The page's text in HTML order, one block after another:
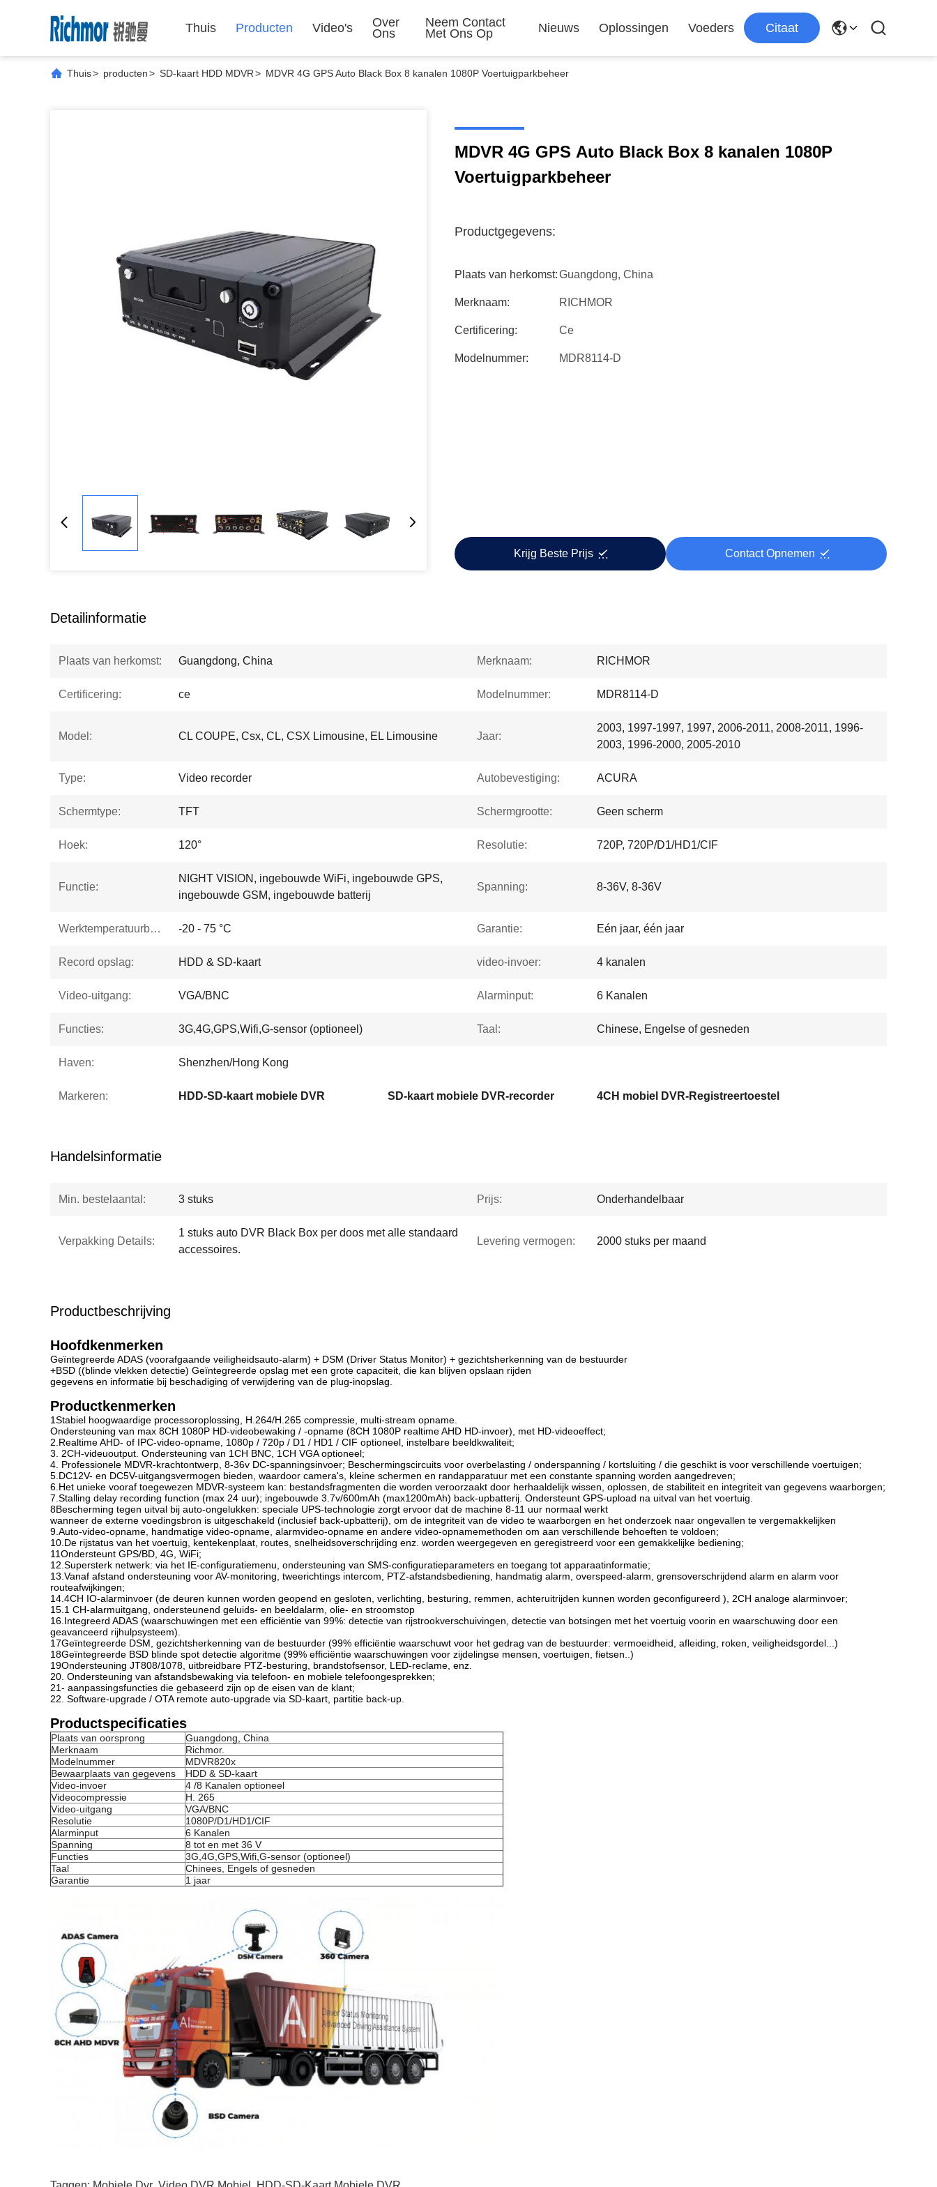
Thuis Producten Video's
Over
Ons
Neem Contact
Met Ons Op
Nieuws Oplossingen Voeders Citaat
Thuis> producten> SD-kaart HDD MDVR> MDVR 4G GPS Auto Black Box 8 kanalen 1080P Voertuigparkbeheer
MDVR 4G GPS Auto Black Box 8 kanalen 1080P
Voertuigparkbeheer
Productgegevens:
Plaats van herkomst:Guangdong, China
Merknaam: RICHMOR
Certificering: Ce
Modelnummer: MDR8114-D
Krijg Beste Prijs Contact Opnemen
Detailinformatie
Plaats van herkomst: Guangdong, China Merknaam: RICHMOR
Certificering: ce Modelnummer: MDR8114-D
Model: CL COUPE, Csx, CL, CSX Limousine, EL Limousine Jaar:
2003, 1997-1997, 1997, 2006-2011, 2008-2011, 1996-
2003, 1996-2000, 2005-2010
Type: Video recorder Autobevestiging: ACURA
Schermtype: TFT Schermgrootte: Geen scherm
Hoek: 120° Resolutie: 720P, 720P/D1/HD1/CIF
Functie:
NIGHT VISION, ingebouwde WiFi, ingebouwde GPS,
ingebouwde GSM, ingebouwde batterij
Spanning: 8-36V, 8-36V
Werktemperatuurbereik: -20 - 75 °C Garantie: Eén jaar, één jaar
Record opslag: HDD & SD-kaart video-invoer: 4 kanalen
Video-uitgang: VGA/BNC Alarminput: 6 Kanalen
Functies: 3G,4G,GPS,Wifi,G-sensor (optioneel) Taal: Chinese, Engelse of gesneden
Haven: Shenzhen/Hong Kong
Markeren: HDD-SD-kaart mobiele DVR SD-kaart mobiele DVR-recorder 4CH mobiel DVR-Registreertoestel
Handelsinformatie
Min. bestelaantal: 3 stuks Prijs: Onderhandelbaar
Verpakking Details:
1 stuks auto DVR Black Box per doos met alle standaard
accessoires.
Levering vermogen: 2000 stuks per maand
Productbeschrijving
Hoofdkenmerken
Geïntegreerde ADAS (voorafgaande veiligheidsauto-alarm) + DSM (Driver Status Monitor) + gezichtsherkenning van de bestuurder
+BSD ((blinde vlekken detectie) Geïntegreerde opslag met een grote capaciteit, die kan blijven opslaan rijden
gegevens en informatie bij beschadiging of verwijdering van de plug-inopslag.
Productkenmerken
1Stabiel hoogwaardige processoroplossing, H.264/H.265 compressie, multi-stream opname.
Ondersteuning van max 8CH 1080P HD-videobewaking / -opname (8CH 1080P realtime AHD HD-invoer), met HD-videoeffect;
2.Realtime AHD- of IPC-video-opname, 1080p / 720p / D1 / HD1 / CIF optioneel, instelbare beeldkwaliteit;
3. 2CH-videuoutput. Ondersteuning van 1CH BNC, 1CH VGA optioneel;
4. Professionele MDVR-krachtontwerp, 8-36v DC-spanningsinvoer; Beschermingscircuits voor overbelasting / onderspanning / kortsluiting / die geschikt is voor verschillende voertuigen;
5.DC12V- en DC5V-uitgangsvermogen bieden, waardoor camera's, kleine schermen en randapparatuur met een constante spanning worden aangedreven;
6.Het unieke vooraf toegewezen MDVR-systeem kan: bestandsfragmenten die worden veroorzaakt door herhaaldelijk wissen, oplossen, de stabiliteit en integriteit van gegevens waarborgen;
7.Stalling delay recording function (max 24 uur); ingebouwde 3.7v/600mAh (max1200mAh) back-upbatterij. Ondersteunt GPS-upload na uitval van het voertuig.
8Bescherming tegen uitval bij auto-ongelukken: speciale UPS-technologie zorgt ervoor dat de machine 8-11 uur normaal werkt
wanneer de externe voedingsbron is uitgeschakeld (inclusief back-upbatterij), om de integriteit van de video te waarborgen en het onderzoek naar ongevallen te vergemakkelijken
9.Auto-video-opname, handmatige video-opname, alarmvideo-opname en andere video-opnamemethoden om aan verschillende behoeften te voldoen;
10.De rijstatus van het voertuig, kentekenplaat, routes, snelheidsoverschrijding enz. worden weergegeven en geregistreerd voor een gemakkelijke bediening;
11Ondersteunt GPS/BD, 4G, WiFi;
12.Supersterk netwerk: via het IE-configuratiemenu, ondersteuning van SMS-configuratieparameters en toegang tot apparaatinformatie;
13.Vanaf afstand ondersteuning voor AV-monitoring, tweerichtings intercom, PTZ-afstandsbediening, handmatig alarm, overspeed-alarm, grensoverschrijdend alarm en alarm voor
routeafwijkingen;
14.4CH IO-alarminvoer (de deuren kunnen worden geopend en gesloten, verlichting, besturing, remmen, achteruitrijden kunnen worden geconfigureerd ), 2CH analoge alarminvoer;
15.1 CH-alarmuitgang, ondersteunend geluids- en beeldalarm, olie- en stroomstop
16.Integreerd ADAS (waarschuwingen met een efficiëntie van 99%: detectie van rijstrookverschuivingen, detectie van botsingen met het voertuig voorin en waarschuwing door een
geavanceerd rijhulpsysteem).
17Geïntegreerde DSM, gezichtsherkenning van de bestuurder (99% efficiëntie waarschuwt voor het gedrag van de bestuurder: vermoeidheid, afleiding, roken, veiligheidsgordel...)
18Geïntegreerde BSD blinde spot detectie algoritme (99% efficiëntie waarschuwingen voor zijdelingse mensen, voertuigen, fietsen..)
19Ondersteuning JT808/1078, uitbreidbare PTZ-besturing, brandstofsensor, LED-reclame, enz.
20. Ondersteuning van afstandsbewaking via telefoon- en mobiele telefoongesprekken;
21- aanpassingsfuncties die gebaseerd zijn op de eisen van de klant;
22. Software-upgrade / OTA remote auto-upgrade via SD-kaart, partitie back-up.
Productspecificaties
Plaats van oorsprong
Guangdong, China
Merknaam
Richmor.
Modelnummer
MDVR820x
Bewaarplaats van gegevens
HDD & SD-kaart
Video-invoer
4 /8 Kanalen optioneel
Videocompressie
H. 265
Video-uitgang
VGA/BNC
Resolutie
1080P/D1/HD1/CIF
Alarminput
6 Kanalen
Spanning
8 tot en met 36 V
Functies
3G,4G,GPS,Wifi,G-sensor (optioneel)
Taal
Chinees, Engels of gesneden
Garantie
1 jaar